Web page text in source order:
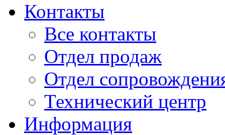
Контакты
Все контакты
Отдел продаж
Отдел
Технический центр
Информация